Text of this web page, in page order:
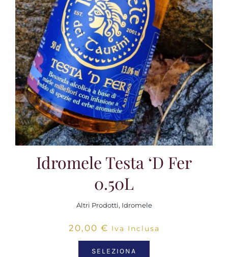
Idromele Testa ‘d Fer
0.50L
Altri Prodotti, Idromele
20,00 € Iva Inclusa
SELEZIONA